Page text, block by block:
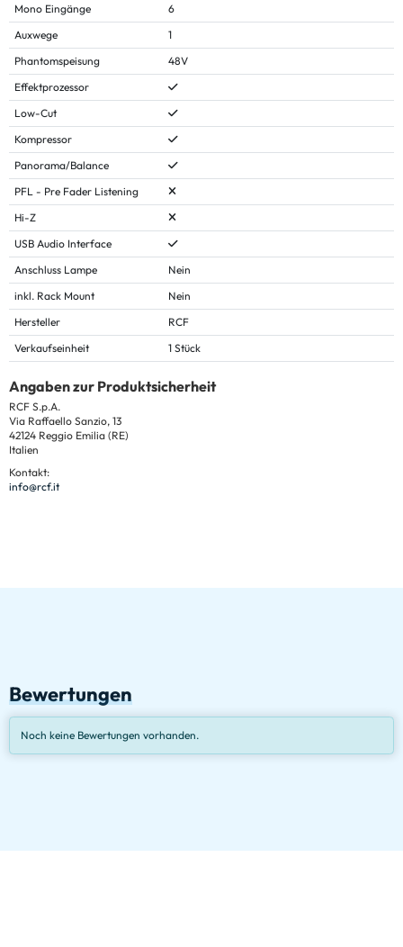
Mono Eingänge
6
Auxwege
1
Phantomspeisung
48V
Effektprozessor
Low-Cut
Kompressor
Panorama/Balance
PFL - Pre Fader Listening
Hi-Z
USB Audio Interface
Anschluss Lampe
Nein
inkl. Rack Mount
Nein
Hersteller
RCF
Verkaufseinheit
1 Stück
Angaben zur Produktsicherheit
RCF S.p.A.
Via Raffaello Sanzio, 13
42124 Reggio Emilia (RE)
Italien
Kontakt:
info@rcf.it
Bewertungen
Noch keine Bewertungen vorhanden.